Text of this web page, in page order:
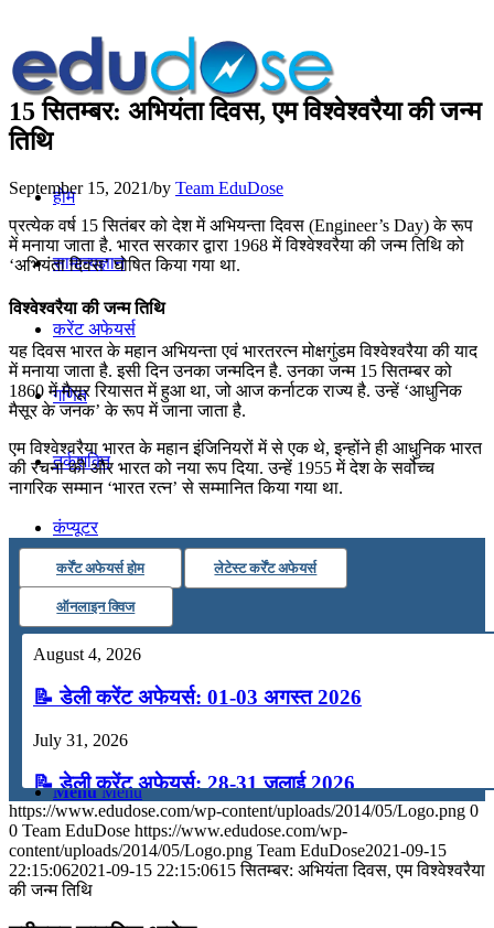
होम
सामान्यज्ञान
करेंट अफेयर्स
गणित
तर्कशक्ति
कंप्यूटर
अंग्रेजी
मॉक टेस्ट
Menu Menu
15 सितम्बर: अभियंता दिवस, एम विश्वेश्वरैया की जन्म
तिथि
September 15, 2021/by Team EduDose
प्रत्येक वर्ष 15 सितंबर को देश में अभियन्ता दिवस (Engineer’s Day) के रूप
में मनाया जाता है. भारत सरकार द्वारा 1968 में विश्वेश्वरैया की जन्म तिथि को
‘अभियंता दिवस’ घोषित किया गया था.
विश्वेश्वरैया की जन्म तिथि
यह दिवस भारत के महान अभियन्ता एवं भारतरत्न मोक्षगुंडम विश्वेश्वरैया की याद
में मनाया जाता है. इसी दिन उनका जन्मदिन है. उनका जन्म 15 सितम्बर को
1860 में मैसूर रियासत में हुआ था, जो आज कर्नाटक राज्य है. उन्हें ‘आधुनिक
मैसूर के जनक’ के रूप में जाना जाता है.
एम विश्वेश्वरैया भारत के महान इंजिनियरों में से एक थे, इन्होंने ही आधुनिक भारत
की रचना की और भारत को नया रूप दिया. उन्हें 1955 में देश के सर्वोच्च
नागरिक सम्मान ‘भारत रत्न’ से सम्मानित किया गया था.
कर्रेंट अफेयर्स होम लेटेस्ट कर्रेंट अफेयर्स
ऑनलाइन क्विज
August 4, 2026
📝 डेली करेंट अफेयर्स: 01-03 अगस्त 2026
July 31, 2026
📝 डेली करेंट अफेयर्स: 28-31 जुलाई 2026
July 28, 2026
📝 डेली करेंट अफेयर्स: 25-27 जुलाई 2026
https://www.edudose.com/wp-content/uploads/2014/05/Logo.png 0
0 Team EduDose https://www.edudose.com/wp-
content/uploads/2014/05/Logo.png Team EduDose2021-09-15
22:15:062021-09-15 22:15:0615 सितम्बर: अभियंता दिवस, एम विश्वेश्वरैया
की जन्म तिथि